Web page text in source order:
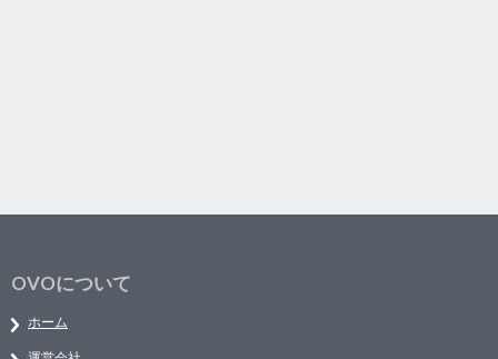
OVOについて
ホーム